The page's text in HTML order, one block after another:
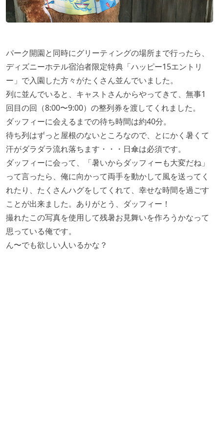
パーク開園と同時にグリーティングの場所まで行ったら、
ディズニーホテル宿泊者限定特典「ハッピー15エントリ
ー」で入園した方々がたくさん並んでいました。
列に並んでいると、キャストさんからやってきて、無事1
回目の回（8:00〜9:00）の整列券を渡してくれました。
ダッフィーに会えるまでの待ち時間は約40分。
待ち列はずっと屋根のないところなので、とにかく暑くて
汗がダラダラ流れ落ちます・・・日傘は必須です。
ダッフィーに会って、「暑いからダッフィーも大変だね」
って言ったら、俺に向かって両手を動かして風を送ってく
れたり、たくさんハグをしてくれて、幸せな時間を過ごす
ことが出来ました。ありがとう、ダッフィー！
撮れたこの写真を使用して残暑お見舞いを作ろうかなって
思っている俺です。
ん〜でも欲しい人いるかな？